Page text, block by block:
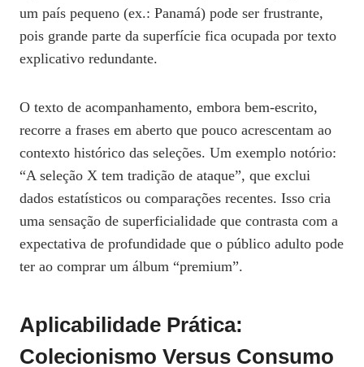
um país pequeno (ex.: Panamá) pode ser frustrante,
pois grande parte da superfície fica ocupada por texto
explicativo redundante.
O texto de acompanhamento, embora bem‑escrito,
recorre a frases em aberto que pouco acrescentam ao
contexto histórico das seleções. Um exemplo notório:
“A seleção X tem tradição de ataque”, que exclui
dados estatísticos ou comparações recentes. Isso cria
uma sensação de superficialidade que contrasta com a
expectativa de profundidade que o público adulto pode
ter ao comprar um álbum “premium”.
Aplicabilidade Prática:
Colecionismo Versus Consumo